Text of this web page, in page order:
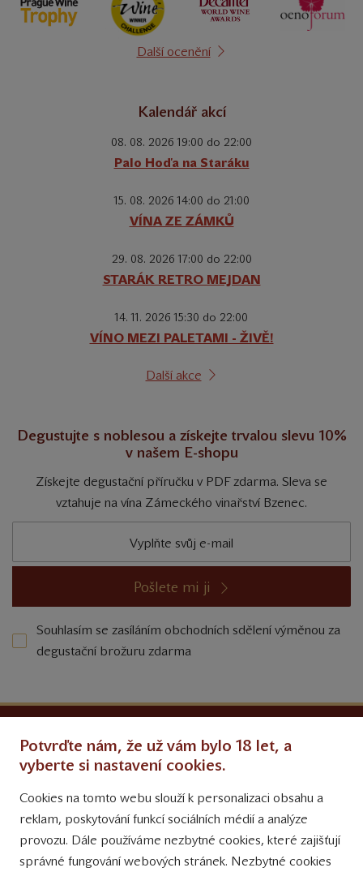
Další ocenění
Kalendář akcí
08. 08. 2026 19:00 do 22:00
Palo Hoďa na Staráku
15. 08. 2026 14:00 do 21:00
VÍNA ZE ZÁMKŮ
29. 08. 2026 17:00 do 22:00
STARÁK RETRO MEJDAN
14. 11. 2026 15:30 do 22:00
VÍNO MEZI PALETAMI - ŽIVĚ!
Další akce
Degustujte s noblesou a získejte trvalou slevu 10%
v našem E-shopu
Získejte degustační příručku v PDF zdarma. Sleva se
vztahuje na vína Zámeckého vinařství Bzenec.
Pošlete mi ji
Souhlasím se zasíláním obchodních sdělení výměnou za
degustační brožuru zdarma
Obchodní podmínky
Přinášíme vám týdně
tipy na Facebooku
Sledujte nás
Potvrďte nám, že už vám bylo 18 let, a
vyberte si nastavení cookies.
Cookies na tomto webu slouží k personalizaci obsahu a
reklam, poskytování funkcí sociálních médií a analýze
provozu. Dále používáme nezbytné cookies, které zajišťují
správné fungování webových stránek. Nezbytné cookies